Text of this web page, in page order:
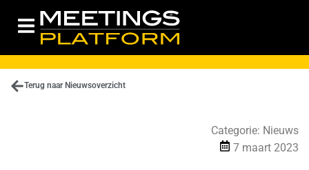
Terug naar Nieuwsoverzicht
Categorie: Nieuws
7 maart 2023